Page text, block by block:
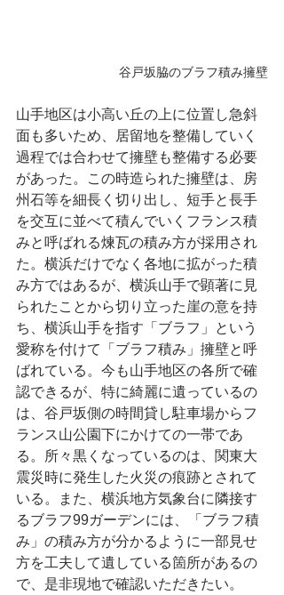
谷戸坂脇のブラフ積み擁壁
山手地区は小高い丘の上に位置し急斜
面も多いため、居留地を整備していく
過程では合わせて擁壁も整備する必要
があった。この時造られた擁壁は、房
州石等を細長く切り出し、短手と長手
を交互に並べて積んでいくフランス積
みと呼ばれる煉瓦の積み方が採用され
た。横浜だけでなく各地に拡がった積
み方ではあるが、横浜山手で顕著に見
られたことから切り立った崖の意を持
ち、横浜山手を指す「ブラフ」という
愛称を付けて「ブラフ積み」擁壁と呼
ばれている。今も山手地区の各所で確
認できるが、特に綺麗に遺っているの
は、谷戸坂側の時間貸し駐車場からフ
ランス山公園下にかけての一帯であ
る。所々黒くなっているのは、関東大
震災時に発生した火災の痕跡とされて
いる。また、横浜地方気象台に隣接す
るブラフ99ガーデンには、「ブラフ積
み」の積み方が分かるように一部見せ
方を工夫して遺している箇所があるの
で、是非現地で確認いただきたい。